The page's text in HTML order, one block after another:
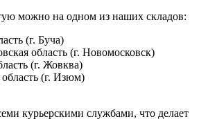
можно на одном из наших складов:
(г. Буча)
область (г. Новомосковск)
(г. Жовква)
область (г. Изюм)
курьерскими службами, что делает